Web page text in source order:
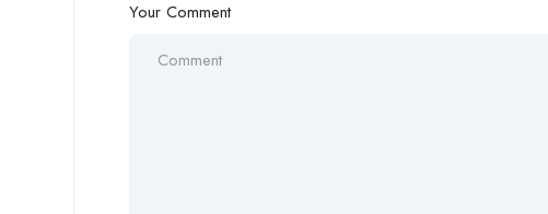
Your Comment